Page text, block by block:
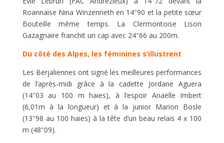
Roannaise Nina Winzenrieth en 14″90 et la petite sœur
Bouteille même temps. La Clermontoise Lison
Gazagnaire franchit un cap avec 24″66 au 200m.
Du côté des Alpes, les féminines s’illustrent
Les Berjaliennes ont signé les meilleures performances
de l’après-midi grâce à la cadette Jordane Aguera
(14″03 au 100 m haies), à l’espoir Anaëlle Imbert
(6,01m à la longueur) et à la junior Marion Bosle
(13″98 au 100 haies) à la tête d’un beau relais 4 x 100
m (48″09).